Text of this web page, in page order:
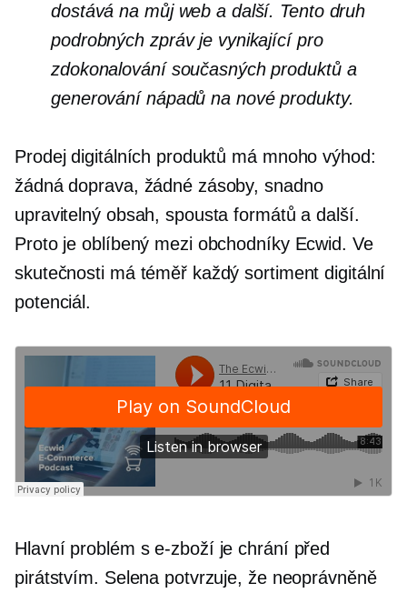
dostává na můj web a další. Tento druh
podrobných zpráv je vynikající pro
zdokonalování současných produktů a
generování nápadů na nové produkty.
Prodej digitálních produktů má mnoho výhod:
žádná doprava, žádné zásoby, snadno
upravitelný obsah, spousta formátů a další.
Proto je oblíbený mezi obchodníky Ecwid. Ve
skutečnosti má téměř každý sortiment digitální
potenciál.
Hlavní problém se-zbožíje chrání před
pirátstvím. Selena potvrzuje, že neoprávněně